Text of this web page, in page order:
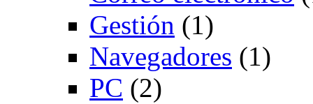
Gestión (1)
Navegadores (1)
PC (2)